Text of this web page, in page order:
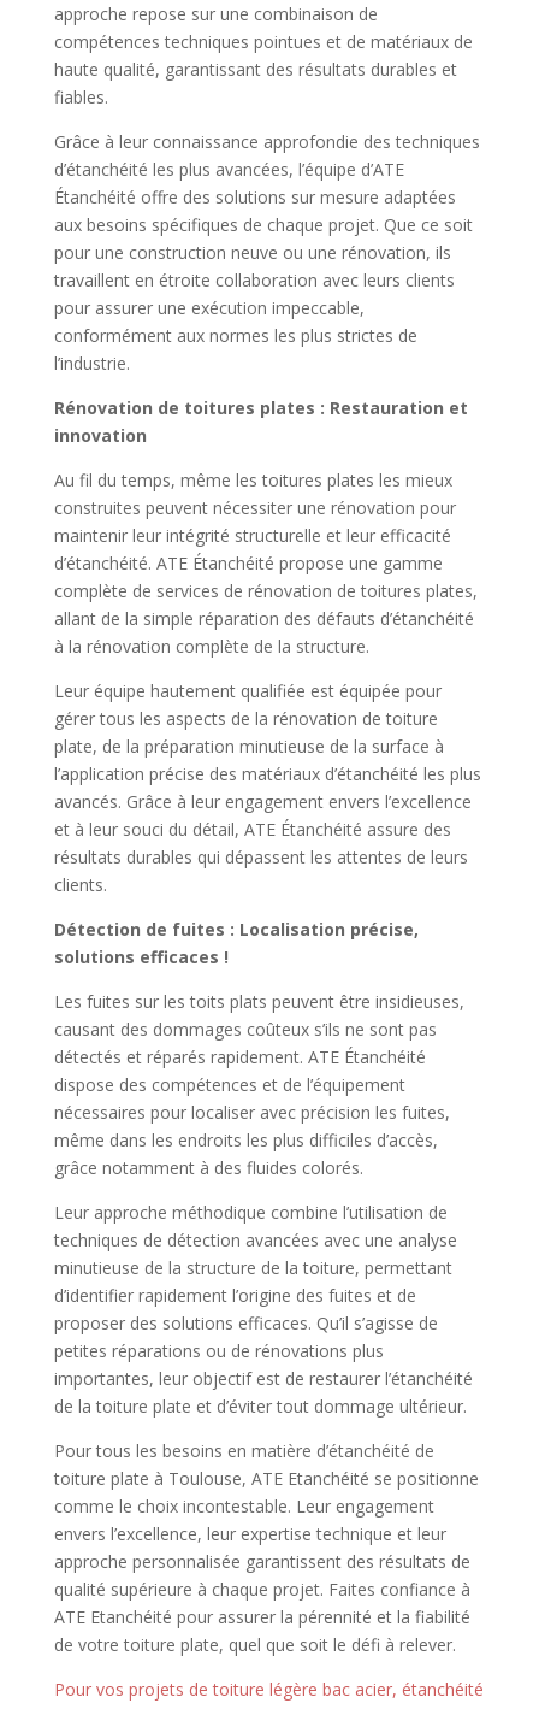
approche repose sur une combinaison de
compétences techniques pointues et de matériaux de
haute qualité, garantissant des résultats durables et
fiables.
Grâce à leur connaissance approfondie des techniques
d’étanchéité les plus avancées, l’équipe d’ATE
Étanchéité offre des solutions sur mesure adaptées
aux besoins spécifiques de chaque projet. Que ce soit
pour une construction neuve ou une rénovation, ils
travaillent en étroite collaboration avec leurs clients
pour assurer une exécution impeccable,
conformément aux normes les plus strictes de
l’industrie.
Rénovation de toitures plates : Restauration et
innovation
Au fil du temps, même les toitures plates les mieux
construites peuvent nécessiter une rénovation pour
maintenir leur intégrité structurelle et leur efficacité
d’étanchéité. ATE Étanchéité propose une gamme
complète de services de rénovation de toitures plates,
allant de la simple réparation des défauts d’étanchéité
à la rénovation complète de la structure.
Leur équipe hautement qualifiée est équipée pour
gérer tous les aspects de la rénovation de toiture
plate, de la préparation minutieuse de la surface à
l’application précise des matériaux d’étanchéité les plus
avancés. Grâce à leur engagement envers l’excellence
et à leur souci du détail, ATE Étanchéité assure des
résultats durables qui dépassent les attentes de leurs
clients.
Détection de fuites : Localisation précise,
solutions efficaces !
Les fuites sur les toits plats peuvent être insidieuses,
causant des dommages coûteux s’ils ne sont pas
détectés et réparés rapidement. ATE Étanchéité
dispose des compétences et de l’équipement
nécessaires pour localiser avec précision les fuites,
même dans les endroits les plus difficiles d’accès,
grâce notamment à des fluides colorés.
Leur approche méthodique combine l’utilisation de
techniques de détection avancées avec une analyse
minutieuse de la structure de la toiture, permettant
d’identifier rapidement l’origine des fuites et de
proposer des solutions efficaces. Qu’il s’agisse de
petites réparations ou de rénovations plus
importantes, leur objectif est de restaurer l’étanchéité
de la toiture plate et d’éviter tout dommage ultérieur.
Pour tous les besoins en matière d’étanchéité de
toiture plate à Toulouse, ATE Etanchéité se positionne
comme le choix incontestable. Leur engagement
envers l’excellence, leur expertise technique et leur
approche personnalisée garantissent des résultats de
qualité supérieure à chaque projet. Faites confiance à
ATE Etanchéité pour assurer la pérennité et la fiabilité
de votre toiture plate, quel que soit le défi à relever.
Pour vos projets de toiture légère bac acier, étanchéité